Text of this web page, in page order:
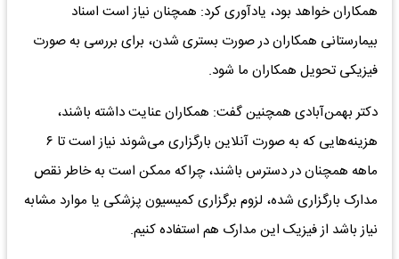
همکاران خواهد بود، یادآوری کرد: همچنان نیاز است اسناد
بیمارستانی همکاران در صورت بستری شدن، برای بررسی به صورت
فیزیکی تحویل همکاران ما شود.
دکتر بهمن‌آبادی همچنین گفت: همکاران عنایت داشته باشند،
هزینه‌هایی که به صورت آنلاین بارگزاری می‌شوند نیاز است تا ۶
ماهه همچنان در دسترس باشند، چراکه ممکن است به خاطر نقص
مدارک بارگزاری شده، لزوم برگزاری کمیسیون پزشکی یا موارد مشابه
نیاز باشد از فیزیک این مدارک هم استفاده کنیم.